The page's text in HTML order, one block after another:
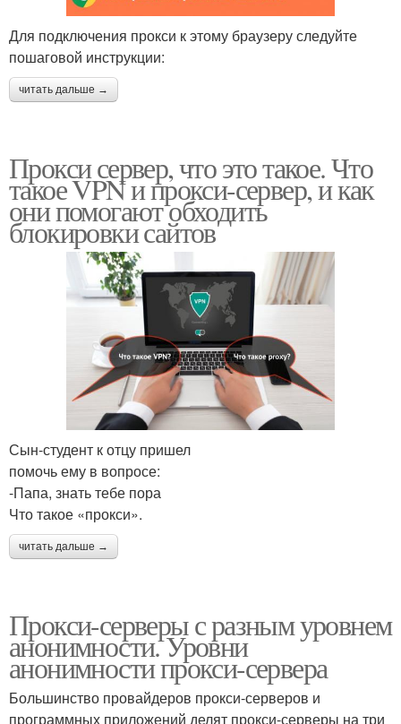
Для подключения прокси к этому браузеру следуйте
пошаговой инструкции:
читать дальше →
Прокси сервер, что это такое. Что
такое VPN и прокси-сервер, и как
они помогают обходить
блокировки сайтов
Сын-студент к отцу пришел
помочь ему в вопросе:
-Папа, знать тебе пора
Что такое «прокси».
читать дальше →
Прокси-серверы с разным уровнем
анонимности. Уровни
анонимности прокси-сервера
Большинство провайдеров прокси-серверов и
программных приложений делят прокси-серверы на три